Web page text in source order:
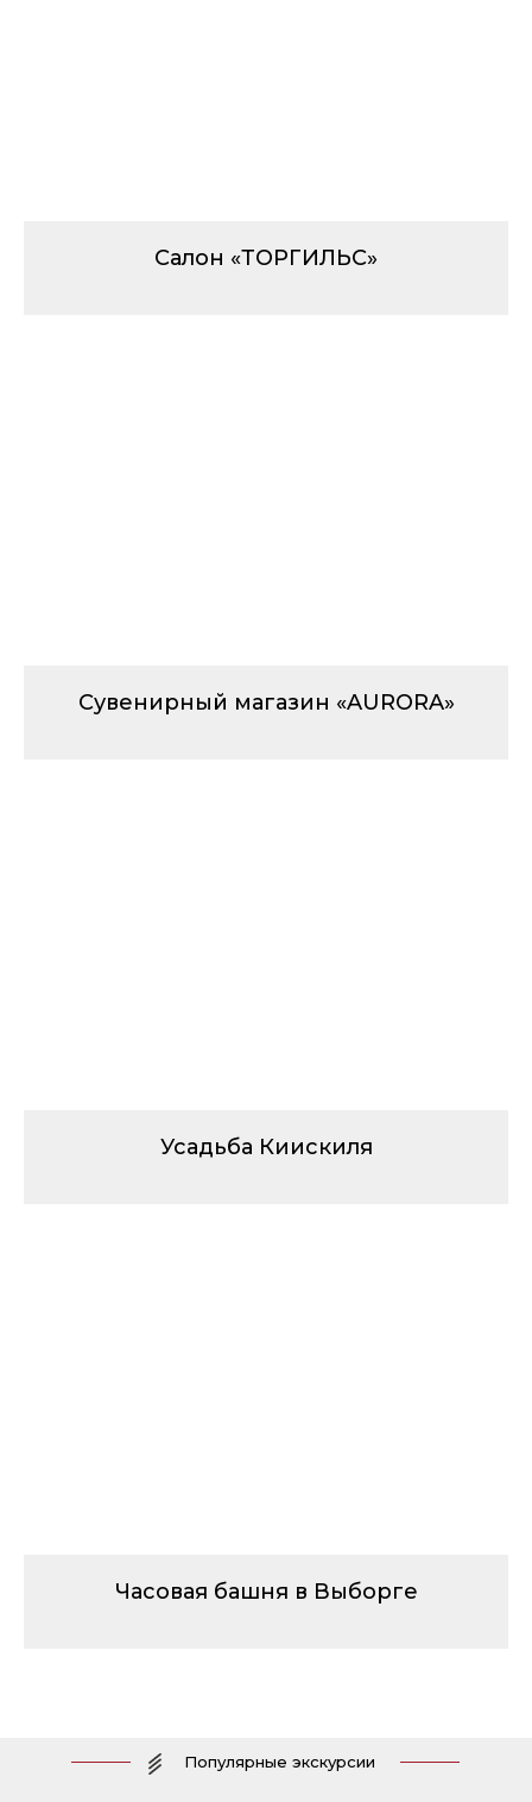
Салон «ТОРГИЛЬС»
Сувенирный магазин «AURORA»
Усадьба Киискиля
Часовая башня в Выборге
Популярные экскурсии